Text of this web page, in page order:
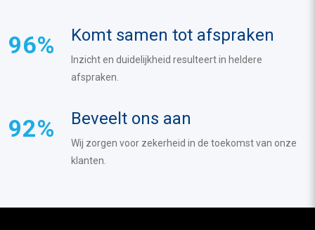
96% Komt samen tot afspraken
Inzicht en duidelijkheid resulteert in heldere
afspraken.
92% Beveelt ons aan
Wij zorgen voor zekerheid in de toekomst van onze
klanten.